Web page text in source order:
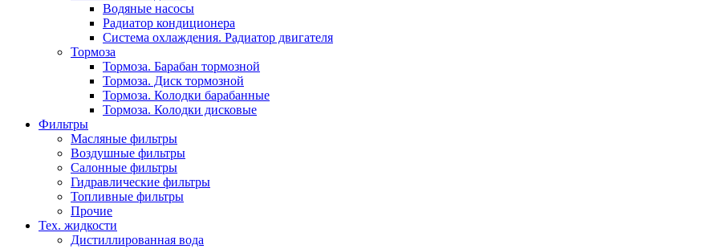
Водяные насосы
Радиатор кондиционера
Система охлаждения. Радиатор двигателя
Тормоза
Тормоза. Барабан тормозной
Тормоза. Диск тормозной
Тормоза. Колодки барабанные
Тормоза. Колодки дисковые
Фильтры
Масляные фильтры
Воздушные фильтры
Салонные фильтры
Гидравлические фильтры
Топливные фильтры
Прочие
Тех. жидкости
Дистиллированная вода